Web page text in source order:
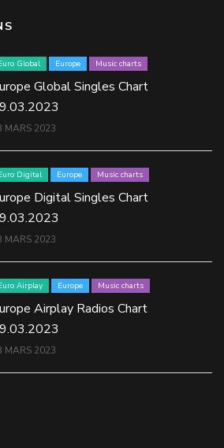
Global Europe Music charts
Global Singles Chart
MARS 2023
Digital Europe Music charts
Digital Singles Chart
MARS 2023
Airplay Europe Music charts
Airplay Radios Chart
MARS 2023